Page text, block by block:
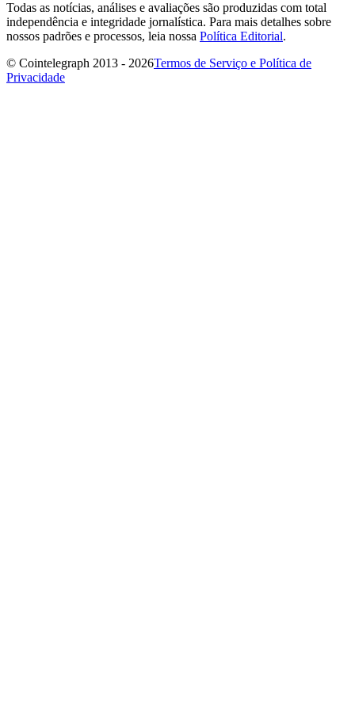
Todas as notícias, análises e avaliações são produzidas com total
independência e integridade jornalística. Para mais detalhes sobre
nossos padrões e processos, leia nossa Política Editorial.
© Cointelegraph 2013 - 2026Termos de Serviço e Política de
Privacidade